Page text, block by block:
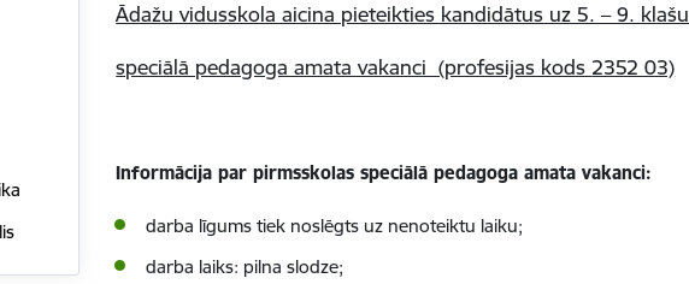
Ādažu vidusskola aicina pieteikties kandidātus uz 5. – 9. klašu
speciālā pedagoga amata vakanci (profesijas kods 2352 03)
Informācija par pirmsskolas speciālā pedagoga amata vakanci:
darba līgums tiek noslēgts uz nenoteiktu laiku;
darba laiks: pilna slodze;